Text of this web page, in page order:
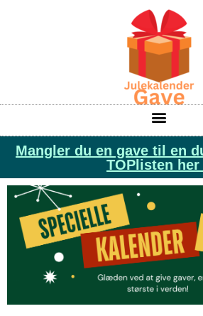
Mangler du en gave til en
TOPlisten her